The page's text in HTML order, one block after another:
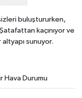
buluştururken,
kaçınıyor ve
sunuyor.
Hava Durumu